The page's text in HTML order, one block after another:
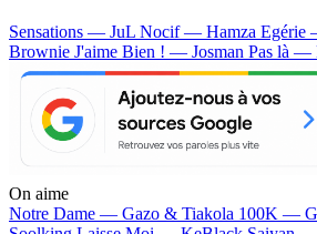
Sensations — JuL Nocif — Hamza Egérie
Brownie J'aime Bien ! — Josman Pas là —
On aime
Notre Dame — Gazo & Tiakola 100K —